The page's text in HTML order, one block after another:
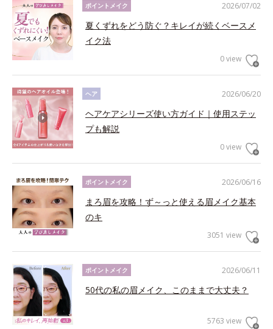
2026/07/02
ポイントメイク
夏くずれをどう防ぐ？キレイが続くベースメ
イク法
0 view
2026/06/20
ヘア
ヘアケアシリーズ使い方ガイド｜使用ステッ
プも解説
0 view
2026/06/16
ポイントメイク
まろ眉を攻略！ず～っと使える眉メイク基本
のキ
3051 view
2026/06/11
ポイントメイク
50代の私の眉メイク、このままで大丈夫？
5763 view